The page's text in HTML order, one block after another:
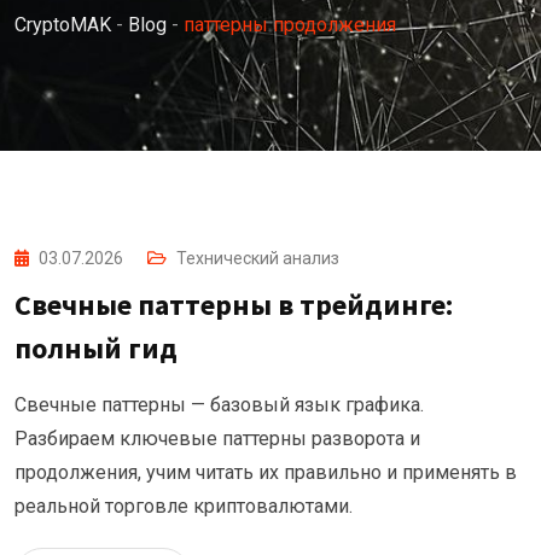
CryptoMAK - Blog - паттерны продолжения
03.07.2026 Технический анализ
Свечные паттерны в трейдинге:
полный гид
Свечные паттерны — базовый язык графика.
Разбираем ключевые паттерны разворота и
продолжения, учим читать их правильно и применять в
реальной торговле криптовалютами.